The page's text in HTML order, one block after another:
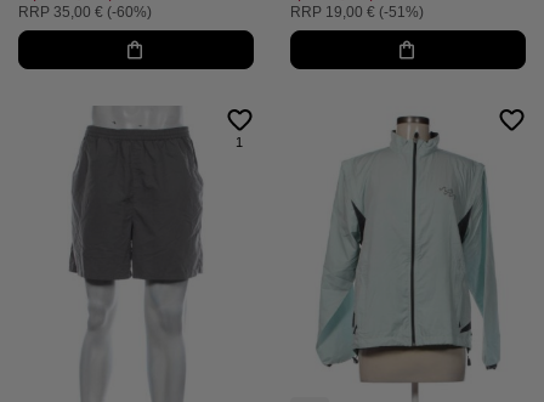
Препоръчителна цена:
RRP 35,00 € (-60%) Препоръчителна цена:
RRP 19,00 € (-51%)
1